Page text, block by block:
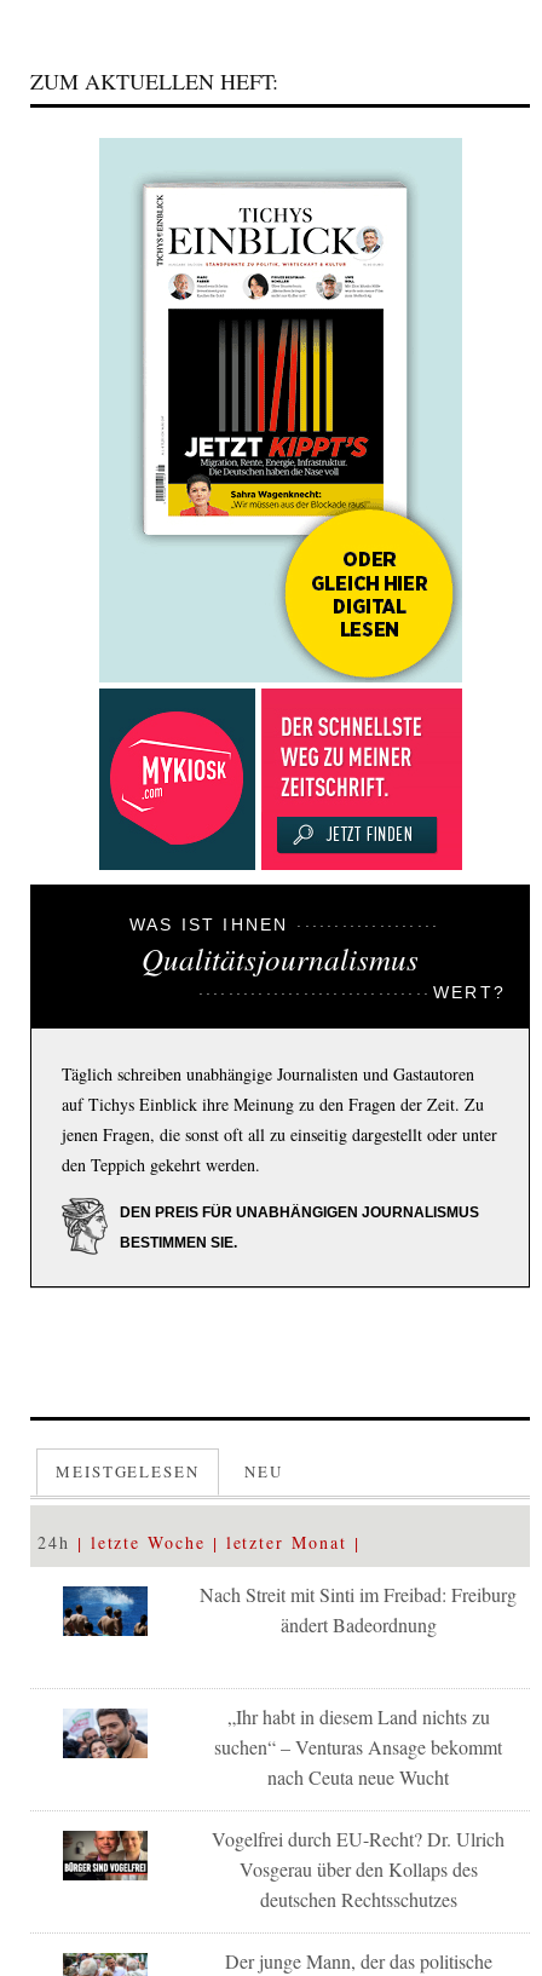
ZUM AKTUELLEN HEFT:
WAS IST IHNEN
Qualitätsjournalismus
WERT?
Täglich schreiben unabhängige Journalisten und Gastautoren
auf Tichys Einblick ihre Meinung zu den Fragen der Zeit. Zu
jenen Fragen, die sonst oft all zu einseitig dargestellt oder unter
den Teppich gekehrt werden.
DEN PREIS FÜR UNABHÄNGIGEN JOURNALISMUS
BESTIMMEN SIE.
MEISTGELESEN NEU
24h letzte Woche letzter Monat
Nach Streit mit Sinti im Freibad: Freiburg
ändert Badeordnung
„Ihr habt in diesem Land nichts zu
suchen“ – Venturas Ansage bekommt
nach Ceuta neue Wucht
Vogelfrei durch EU-Recht? Dr. Ulrich
Vosgerau über den Kollaps des
deutschen Rechtsschutzes
Der junge Mann, der das politische